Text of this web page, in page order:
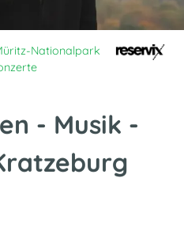
Nationalpark
- Musik -